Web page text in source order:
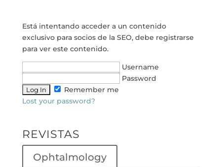
Está intentando acceder a un contenido
exclusivo para socios de la SEO, debe registrarse
para ver este contenido.
Username
Password
Remember me
Lost your password?
REVISTAS
Ophtalmology